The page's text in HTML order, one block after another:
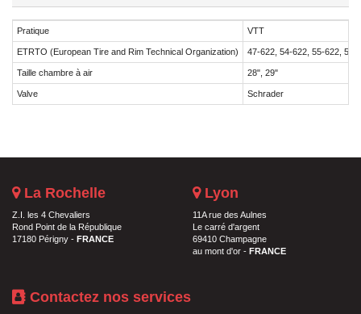
Pratique VTT
ETRTO (European Tire and Rim Technical Organization) 47-622, 54-622, 55-622, 57-
Taille chambre à air 28", 29"
Valve Schrader
La Rochelle
Z.I. les 4 Chevaliers
Rond Point de la République
17180 Périgny - FRANCE
Lyon
11A rue des Aulnes
Le carré d'argent
69410 Champagne
au mont d'or - FRANCE
Contactez nos services